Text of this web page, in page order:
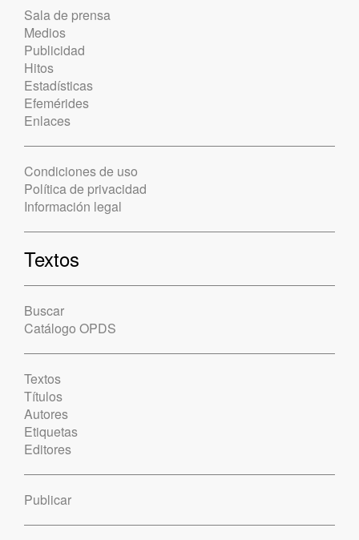
Sala de prensa
Medios
Publicidad
Hitos
Estadísticas
Efemérides
Enlaces
Condiciones de uso
Política de privacidad
Información legal
Textos
Buscar
Catálogo OPDS
Textos
Títulos
Autores
Etiquetas
Editores
Publicar